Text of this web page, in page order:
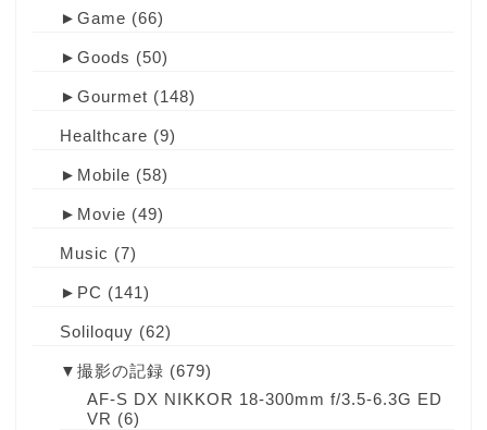
► Game (66)
► Goods (50)
► Gourmet (148)
Healthcare (9)
► Mobile (58)
► Movie (49)
Music (7)
► PC (141)
Soliloquy (62)
▼ 撮影の記録 (679)
AF-S DX NIKKOR 18-300mm f/3.5-6.3G ED
VR (6)